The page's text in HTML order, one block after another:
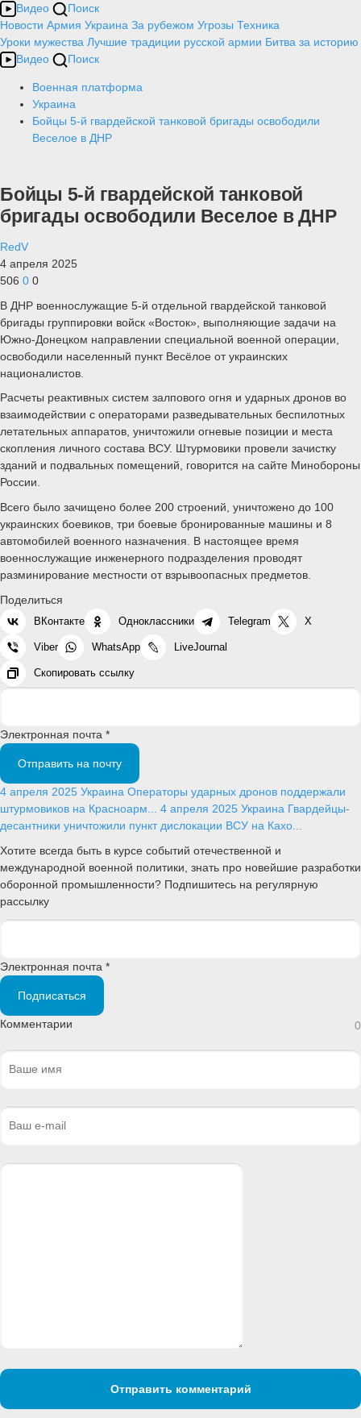
Видео
Поиск
Новости Армия Украина За рубежом Угрозы Техника
Уроки мужества Лучшие традиции русской армии Битва за историю
Видео
Поиск
Военная платформа
Украина
Бойцы 5-й гвардейской танковой бригады освободили
Веселое в ДНР
Бойцы 5-й гвардейской танковой
бригады освободили Веселое в ДНР
RedV
4 апреля 2025
506 0 0
В ДНР военнослужащие 5-й отдельной гвардейской танковой
бригады группировки войск «Восток», выполняющие задачи на
Южно-Донецком направлении специальной военной операции,
освободили населенный пункт Весёлое от украинских
националистов.
Расчеты реактивных систем залпового огня и ударных дронов во
взаимодействии с операторами разведывательных беспилотных
летательных аппаратов, уничтожили огневые позиции и места
скопления личного состава ВСУ. Штурмовики провели зачистку
зданий и подвальных помещений, говорится на сайте Минобороны
России.
Всего было зачищено более 200 строений, уничтожено до 100
украинских боевиков, три боевые бронированные машины и 8
автомобилей военного назначения. В настоящее время
военнослужащие инженерного подразделения проводят
разминирование местности от взрывоопасных предметов.
Поделиться
ВКонтакте Одноклассники Telegram X
Viber WhatsApp LiveJournal
Скопировать ссылку
Электронная почта *
Отправить на почту
4 апреля 2025 Украина Операторы ударных дронов поддержали
штурмовиков на Красноарм... 4 апреля 2025 Украина Гвардейцы-
десантники уничтожили пункт дислокации ВСУ на Кахо...
Хотите всегда быть в курсе событий отечественной и
международной военной политики, знать про новейшие разработки
оборонной промышленности? Подпишитесь на регулярную
рассылку
Электронная почта *
Подписаться
Комментарии 0
Отправить комментарий